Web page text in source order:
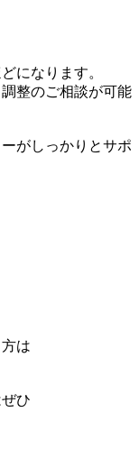
になります。
整のご相談が可能
がしっかりとサポ
は
ひ